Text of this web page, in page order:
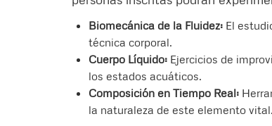
Biomecánica de la Fluidez: El
técnica corporal.
Cuerpo Líquido: Ejercicios de
los estados acuáticos.
Composición en Tiempo Real:
la naturaleza de este elemento vital.